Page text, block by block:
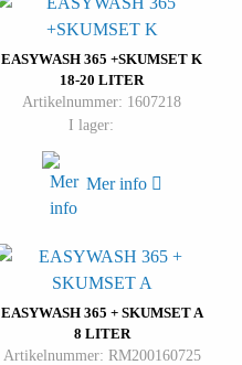
EASYWASH 365 +SKUMSET K
18-20 LITER
Artikelnummer: 1607218
I lager:
Mer info
EASYWASH 365 + SKUMSET A
8 LITER
Artikelnummer: RM200160725